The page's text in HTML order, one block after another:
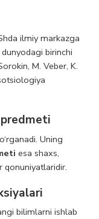
ilmiy markazga
birinchi
M. Veber, K.
Uning
esa shaxs,
qonuniyatlaridir.
bilimlarni ishlab